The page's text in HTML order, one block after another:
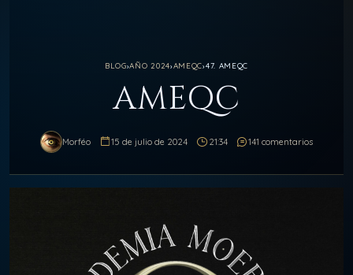
BLOG›AÑO 2024›AMEQC›47. AMEQC
AMEQC
Morféo 15 de julio de 2024 21:34 141 comentarios